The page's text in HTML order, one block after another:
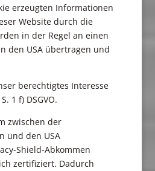
erzeugten Informationen
Website durch die
in der Regel an einen
den USA übertragen und
berechtigtes Interesse
1 f) DSGVO.
zwischen der
und den USA
Shield-Abkommen
zertifiziert. Dadurch